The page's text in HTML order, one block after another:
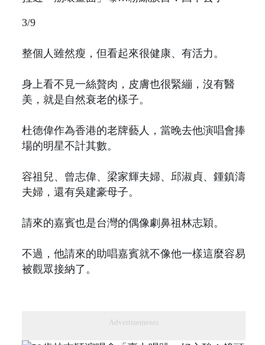
3/9
整個人雖然瘦，但看起來很健康、有活力。
身上看不見一絲贅肉，皮膚也很緊繃，沒有醫
美，就是自然衰老的樣子。
杜德偉作為香港的老牌藝人，當晚去他演唱會捧
場的明星不計其數。
容祖兒、曾志偉、梁家輝夫婦、邱淑貞、鍾鎮濤
夫婦，還有吳建豪母子。
請來的嘉賓也是台灣的偶像劇鼻祖林志穎。
不過，他請來的助唱嘉賓就不像他一樣這麼容易
被觀眾接納了。
Advertisements